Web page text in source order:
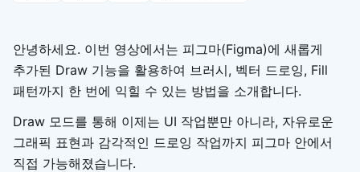
안녕하세요. 이번 영상에서는 피그마(Figma)에 새롭게
추가된 Draw 기능을 활용하여 브러시, 벡터 드로잉, Fill
패턴까지 한 번에 익힐 수 있는 방법을 소개합니다.
Draw 모드를 통해 이제는 UI 작업뿐만 아니라, 자유로운
그래픽 표현과 감각적인 드로잉 작업까지 피그마 안에서
직접 가능해졌습니다.